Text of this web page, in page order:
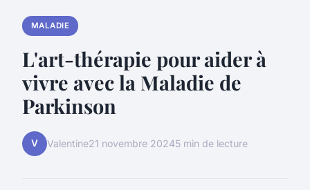
MALADIE
L'art-thérapie pour aider à
vivre avec la Maladie de
Parkinson
V Valentine21 novembre 20245 min de lecture